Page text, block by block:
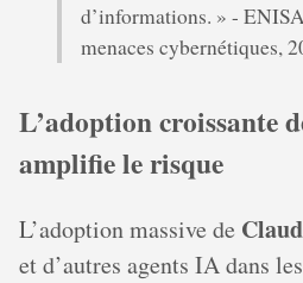
d’informations. » -
menaces cybernétiques,
L’adoption croissante
amplifie le risque
L’adoption massive de
et d’autres agents IA dans